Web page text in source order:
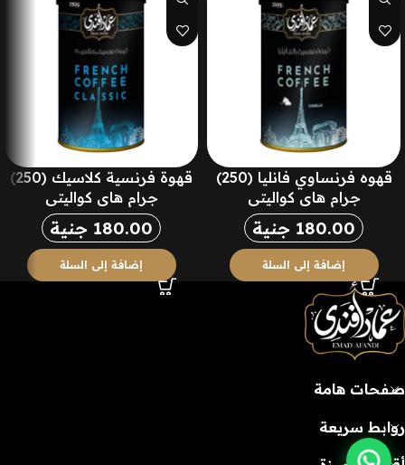
قهوه فرنساوي فانليا (250)
جرام هاي كواليتي
180.00 جنية
إضافة إلى السلة
قهوة فرنسية كلاسيك (250)
جرام هاي كواليتي
180.00 جنية
إضافة إلى السلة
صفحات هامة
روابط سريعة